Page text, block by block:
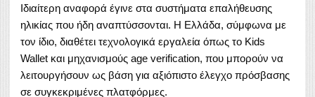
Ιδιαίτερη αναφορά έγινε στα συστήματα επαλήθευσης
ηλικίας που ήδη αναπτύσσονται. Η Ελλάδα, σύμφωνα με
τον ίδιο, διαθέτει τεχνολογικά εργαλεία όπως το Kids
Wallet και μηχανισμούς age verification, που μπορούν να
λειτουργήσουν ως βάση για αξιόπιστο έλεγχο πρόσβασης
σε συγκεκριμένες πλατφόρμες.